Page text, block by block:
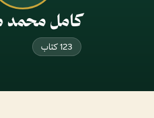
كامل محمد
123 كتاب